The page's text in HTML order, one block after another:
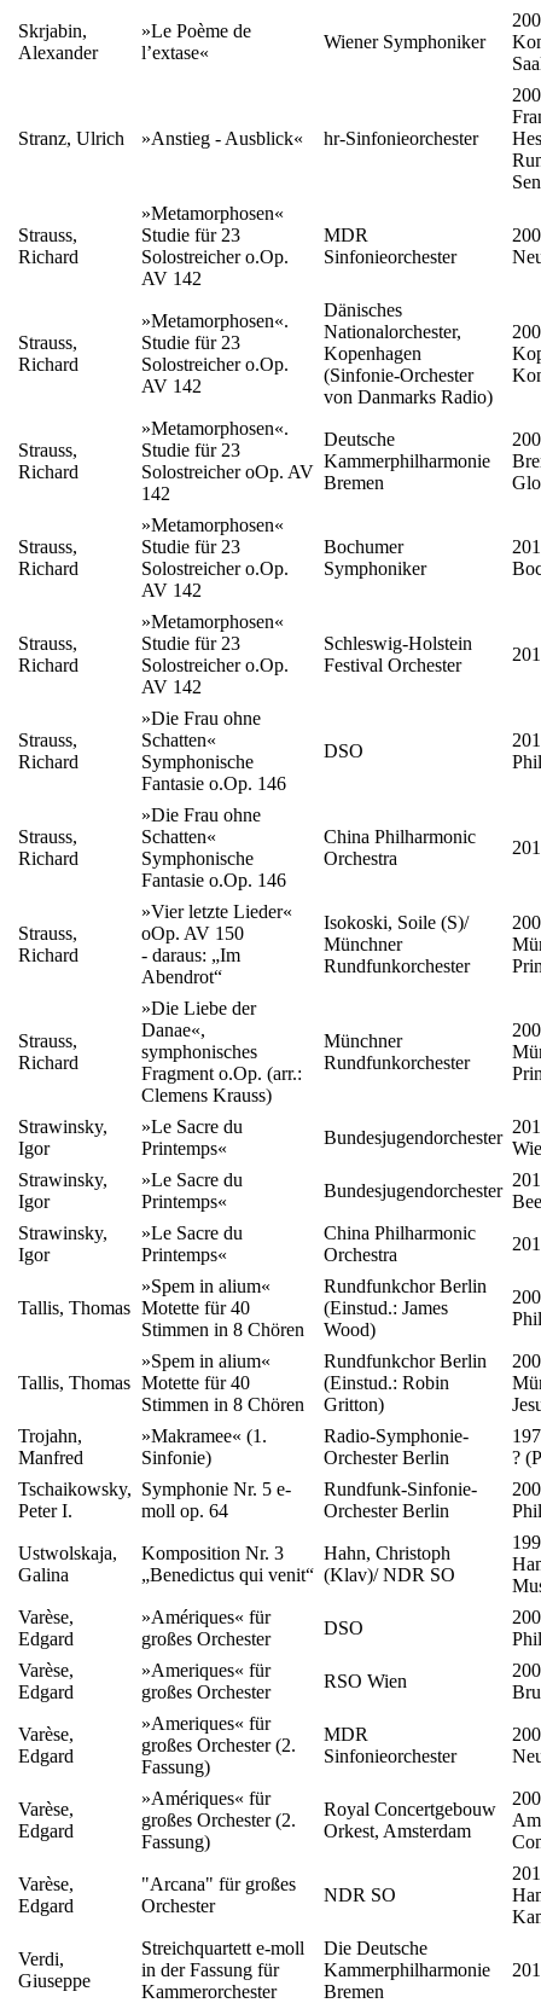
Skrjabin,
Alexander
»Le Poème de
l’extase«
Wiener Symphoniker
Stranz, Ulrich »Anstieg - Ausblick« hr-Sinfonieorchester
Strauss,
Richard
»Metamorphosen«
Studie für 23
Solostreicher o.Op.
AV 142
MDR
Sinfonieorchester
Strauss,
Richard
»Metamorphosen«.
Studie für 23
Solostreicher o.Op.
AV 142
Dänisches
Nationalorchester,
Kopenhagen
(Sinfonie-Orchester
von Danmarks Radio)
Strauss,
Richard
»Metamorphosen«.
Studie für 23
Solostreicher oOp. AV
142
Deutsche
Kammerphilharmonie
Bremen
Strauss,
Richard
»Metamorphosen«
Studie für 23
Solostreicher o.Op.
AV 142
Bochumer
Symphoniker
Strauss,
Richard
»Metamorphosen«
Studie für 23
Solostreicher o.Op.
AV 142
Schleswig-Holstein
Festival Orchester
Strauss,
Richard
»Die Frau ohne
Schatten«
Symphonische
Fantasie o.Op. 146
DSO
Strauss,
Richard
»Die Frau ohne
Schatten«
Symphonische
Fantasie o.Op. 146
China Philharmonic
Orchestra
Strauss,
Richard
»Vier letzte Lieder«
oOp. AV 150
- daraus: „Im
Abendrot“
Isokoski, Soile (S)/
Münchner
Rundfunkorchester
Strauss,
Richard
»Die Liebe der
Danae«,
symphonisches
Fragment o.Op. (arr.:
Clemens Krauss)
Münchner
Rundfunkorchester
Strawinsky,
Igor
»Le Sacre du
Printemps«
Bundesjugendorchester
Strawinsky,
Igor
»Le Sacre du
Printemps«
Bundesjugendorchester
Strawinsky,
Igor
»Le Sacre du
Printemps«
China Philharmonic
Orchestra
Tallis, Thomas
»Spem in alium«
Motette für 40
Stimmen in 8 Chören
Rundfunkchor Berlin
(Einstud.: James
Wood)
Tallis, Thomas
»Spem in alium«
Motette für 40
Stimmen in 8 Chören
Rundfunkchor Berlin
(Einstud.: Robin
Gritton)
Trojahn,
Manfred
»Makramee« (1.
Sinfonie)
Radio-Symphonie-
Orchester Berlin
?
Tschaikowsky,
Peter I.
Symphonie Nr. 5 e-
moll op. 64
Rundfunk-Sinfonie-
Orchester Berlin
Ustwolskaja,
Galina
Komposition Nr. 3
„Benedictus qui venit“
Hahn, Christoph
(Klav)/ NDR SO
Varèse,
Edgard
»Amériques« für
großes Orchester
DSO
Varèse,
Edgard
»Ameriques« für
großes Orchester
RSO Wien
Varèse,
Edgard
»Ameriques« für
großes Orchester (2.
Fassung)
MDR
Sinfonieorchester
Varèse,
Edgard
»Amériques« für
großes Orchester (2.
Fassung)
Royal Concertgebouw
Orkest, Amsterdam
Varèse,
Edgard
"Arcana" für großes
Orchester
NDR SO
Verdi,
Giuseppe
Streichquartett e-moll
in der Fassung für
Kammerorchester
Die Deutsche
Kammerphilharmonie
Bremen